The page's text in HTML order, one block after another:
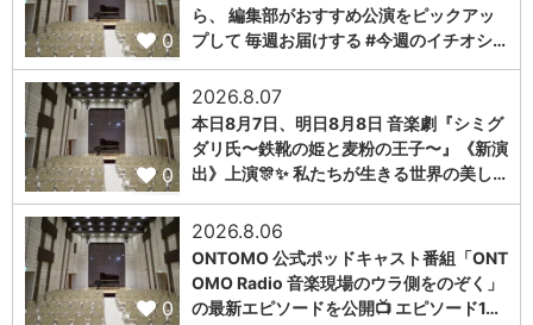
0
ら、 編集部がおすすめ公演をピックアッ
プして 毎週お届けする #今週のイチオシ…
0
2026.8.07
本日8月7日、明日8月8日 音楽劇『シミグ
ダリ氏〜鉄靴の姫と麦粉の王子〜』《新演
出》上演🎊✨ 私たちが生きる世界の美し…
0
2026.8.06
ONTOMO 公式ポッドキャスト番組「ONT
OMO Radio 音楽現場のウラ側をのぞく」
の最新エピソードを公開📺 エピソード1…